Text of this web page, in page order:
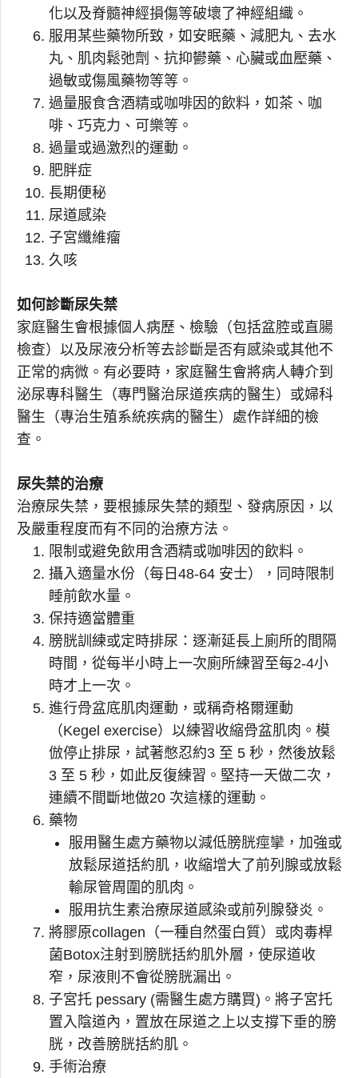
化以及脊髓神經損傷等破壞了神經組織。
服用某些藥物所致，如安眠藥、減肥丸、去水
丸、肌肉鬆弛劑、抗抑鬰藥、心臟或血壓藥、
過敏或傷風藥物等等。
過量服食含酒精或咖啡因的飲料，如茶、咖
啡、巧克力、可樂等。
過量或過激烈的運動。
肥胖症
長期便秘
尿道感染
子宮纖維瘤
久咳
如何診斷尿失禁
家庭醫生會根據個人病歷、檢驗（包括盆腔或直腸
檢查）以及尿液分析等去診斷是否有感染或其他不
正常的病微。有必要時，家庭醫生會將病人轉介到
泌尿專科醫生（專門醫治尿道疾病的醫生）或婦科
醫生（專治生殖系統疾病的醫生）處作詳細的檢
查。
尿失禁的治療
治療尿失禁，要根據尿失禁的類型、發病原因，以
及嚴重程度而有不同的治療方法。
限制或避免飲用含酒精或咖啡因的飲料。
攝入適量水份（每日48-64 安士），同時限制
睡前飲水量。
保持適當體重
膀胱訓練或定時排尿：逐漸延長上廁所的間隔
時間，從每半小時上一次廁所練習至每2-4小
時才上一次。
進行骨盆底肌肉運動，或稱奇格爾運動
（Kegel exercise）以練習收縮骨盆肌肉。模
倣停止排尿，試著憋忍約3 至 5 秒，然後放鬆
3 至 5 秒，如此反復練習。堅持一天做二次，
連續不間斷地做20 次這樣的運動。
藥物
服用醫生處方藥物以減低膀胱痙攣，加強或
放鬆尿道括約肌，收縮增大了前列腺或放鬆
輸尿管周圍的肌肉。
服用抗生素治療尿道感染或前列腺發炎。
將膠原collagen（一種自然蛋白質）或肉毒桿
菌Botox注射到膀胱括約肌外層，使尿道收
窄，尿液則不會從膀胱漏出。
子宮托 pessary (需醫生處方購買)。將子宮托
置入陰道內，置放在尿道之上以支撐下垂的膀
胱，改善膀胱括約肌。
手術治療